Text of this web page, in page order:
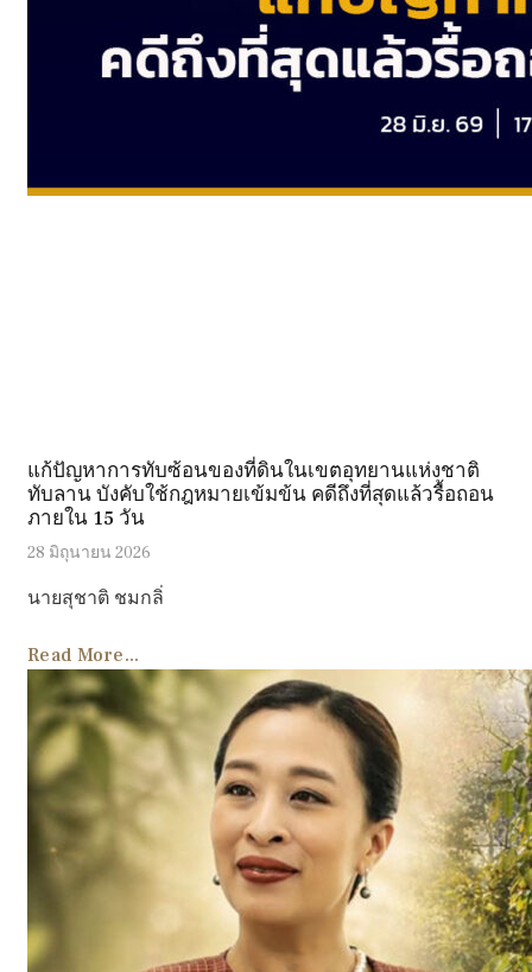
แก้ปัญหาการทับซ้อนของที่ดินในเขตอุทยานแห่งชาติ
ทับลาน บังคับใช้กฎหมายเข้มข้น คดีถึงที่สุดแล้วรื้อถอน
ภายใน 15 วัน
28 มิถุนายน 2026
นายสุชาติ ชมกลิ่
Read More...